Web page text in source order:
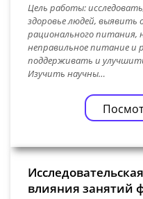
Цель работы:
здоровье людей,
рационального питания,
неправильное питание и
поддерживать и
Изучить научны…
влияния занятий